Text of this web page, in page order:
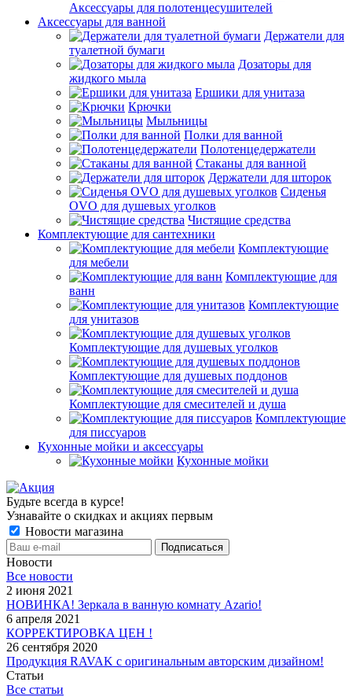
Аксессуары для полотенцесушителей
Аксессуары для ванной
Держатели для
туалетной бумаги
Дозаторы для
жидкого мыла
Ершики для унитаза
Крючки
Мыльницы
Полки для ванной
Полотенцедержатели
Стаканы для ванной
Держатели для шторок
Сиденья
OVO для душевых уголков
Чистящие средства
Комплектующие для сантехники
Комплектующие
для мебели
Комплектующие для
ванн
Комплектующие
для унитазов
Комплектующие для душевых уголков
Комплектующие для душевых поддонов
Комплектующие для смесителей и душа
Комплектующие
для писсуаров
Кухонные мойки и аксессуары
Кухонные мойки
Будьте всегда в курсе!
Узнавайте о скидках и акциях первым
Новости магазина
Новости
Все новости
2 июня 2021
НОВИНКА! Зеркала в ванную комнату Azario!
6 апреля 2021
КОРРЕКТИРОВКА ЦЕН !
26 сентября 2020
Продукция RAVAK с оригинальным авторским дизайном!
Статьи
Все статьи